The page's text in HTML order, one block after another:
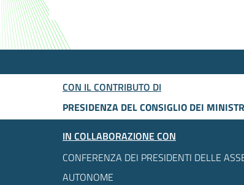
CON IL CONTRIBUTO DI
PRESIDENZA DEL CONSIGLIO DEI
IN COLLABORAZIONE CON
CONFERENZA DEI PRESIDENTI DELLE
AUTONOME